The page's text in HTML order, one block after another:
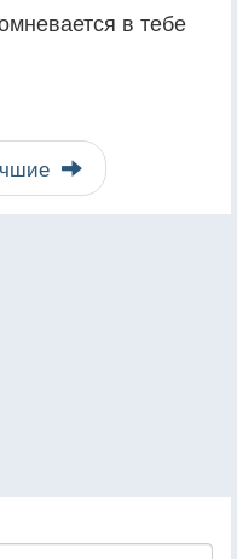
в тебе